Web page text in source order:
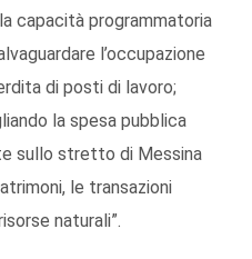
capacità programmatoria
l’occupazione
di posti di lavoro;
la spesa pubblica
sullo stretto di Messina
le transazioni
naturali”.